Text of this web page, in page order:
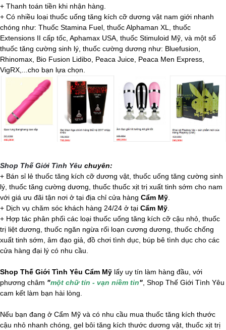
+ Thanh toán tiền khi nhận hàng.
+ Có nhiều loại thuốc uống tăng kích cỡ dương vật nam giới nhanh
chóng như: Thuốc Stamina Fuel, thuốc Alphaman XL, thuốc
Extensions II cấp tốc, Aphamax USA, thuốc Stimuloid Mỹ, và một số
thuốc tăng cường sinh lý, thuốc cường dương như: Bluefusion,
Rhinomax, Bio Fusion Lidibo, Peaca Juice, Peaca Men Express,
VigRX,...cho bạn lựa chọn.
Shop Thế Giới Tình Yêu chuyên:
+ Bán sỉ lẻ thuốc tăng kích cỡ dương vật, thuốc uống tăng cường sinh
lý, thuốc tăng cường dương, thuốc thuốc xịt trị xuất tinh sớm cho nam
với giá ưu đãi tận nơi ở tại địa chỉ cửa hàng Cẩm Mỹ
+ Dịch vụ chăm sóc khách hàng 24/24 ở tại Cẩm Mỹ
+ Hợp tác phân phối các loại thuốc uống tăng kích cỡ cậu nhỏ, thuốc
trị liệt dương, thuốc ngăn ngừa rối loạn cương dương, thuốc chống
xuất tinh sớm, âm đạo giả, đồ chơi tình dục, búp bê tình dục cho các
cửa hàng đại lý có nhu cầu.
Shop Thế Giới Tình Yêu Cẩm Mỹ lấy uy tín làm hàng đầu, với
phương châm "một chữ tín - vạn niềm tin" , Shop Thế Giới Tình Yêu
cam kết làm bạn hài lòng.
Nếu bạn đang ở Cẩm Mỹ và có nhu cầu mua thuốc tăng kích thước
cậu nhỏ nhanh chóng, gel bôi tăng kích thước dương vật, thuốc xịt trị